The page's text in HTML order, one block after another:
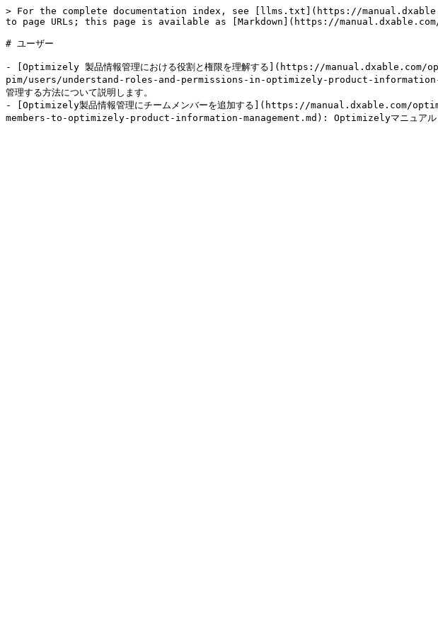
> For the complete documentation index, see [llms.txt](https://
to page URLs; this page is available as [Markdown](https://
# ユーザー
- [Optimizely 製品情報管理における役割と権限を理解する](https://
pim/users/understand-roles-and-permissions-in-optimizely-product-information-
管理する方法について説明します。
- [Optimizely製品情報管理にチームメンバーを追加する](https://